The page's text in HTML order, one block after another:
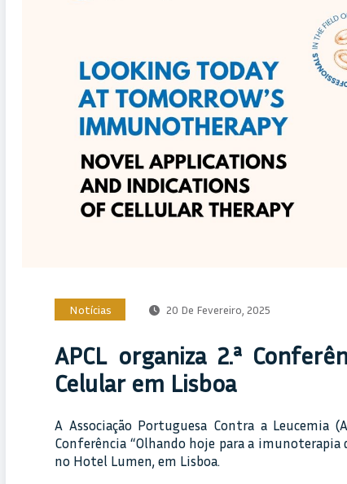
Notícias 20 De Fevereiro, 2025
APCL organiza 2.ª
Celular em Lisboa
A Associação Portuguesa Contra a Leucemia
Conferência “Olhando hoje para a imunoterapia
no Hotel Lumen, em Lisboa.